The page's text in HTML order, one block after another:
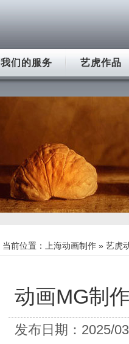
我们的服务 艺虎作品
当前位置： 上海动画制作 » 艺虎
动画MG制
发布日期：2025/